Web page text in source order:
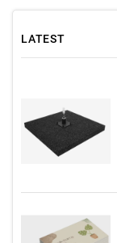
LATEST